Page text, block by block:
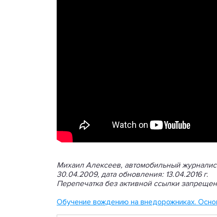
Михаил Алексеев, автомобильный
30.04.2009, дата обновления: 13.04.2016 г.
Перепечатка без активной ссылки
Обучение вождению на внедорожниках.